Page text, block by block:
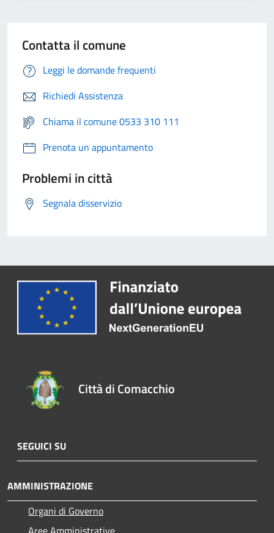
Contatta il comune
Leggi le domande frequenti
Richiedi Assistenza
Chiama il comune 0533 310 111
Prenota un appuntamento
Problemi in città
Segnala disservizio
Città di Comacchio
SEGUICI SU
AMMINISTRAZIONE
Organi di Governo